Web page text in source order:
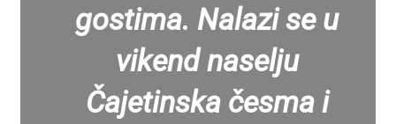
gostima. Nalazi se u
vikend naselju
Čajetinska česma i